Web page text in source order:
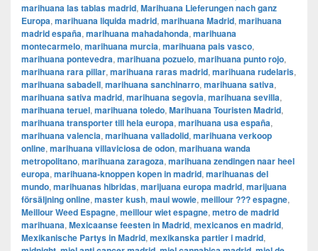
marihuana las tablas madrid, Marihuana Lieferungen nach ganz
Europa, marihuana liquida madrid, marihuana Madrid, marihuana
madrid españa, marihuana mahadahonda, marihuana
montecarmelo, marihuana murcia, marihuana pais vasco,
marihuana pontevedra, marihuana pozuelo, marihuana punto rojo,
marihuana rara pillar, marihuana raras madrid, marihuana rudelaris,
marihuana sabadell, marihuana sanchinarro, marihuana sativa,
marihuana sativa madrid, marihuana segovia, marihuana sevilla,
marihuana teruel, marihuana toledo, Marihuana Touristen Madrid,
marihuana transporter till hela europa, marihuana usa españa,
marihuana valencia, marihuana valladolid, marihuana verkoop
online, marihuana villaviciosa de odon, marihuana wanda
metropolitano, marihuana zaragoza, marihuana zendingen naar heel
europa, marihuana-knoppen kopen in madrid, marihuanas del
mundo, marihuanas hibridas, marijuana europa madrid, marijuana
försäljning online, master kush, maui wowie, meillour ??? espagne,
Meillour Weed Espagne, meillour wiet espagne, metro de madrid
marihuana, Mexicaanse feesten in Madrid, mexicanos en madrid,
Mexikanische Partys in Madrid, mexikanska partier i madrid,